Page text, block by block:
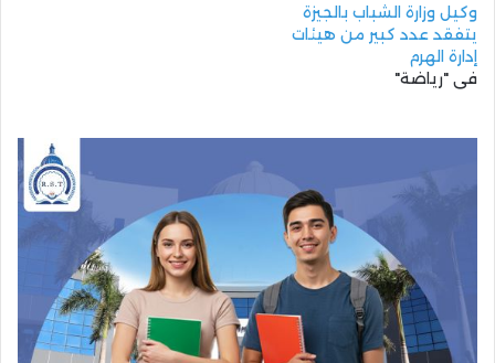
وكيل وزارة الشباب بالجيزة
يتفقد عدد كبير من هيئات
إدارة الهرم
في "رياضة"